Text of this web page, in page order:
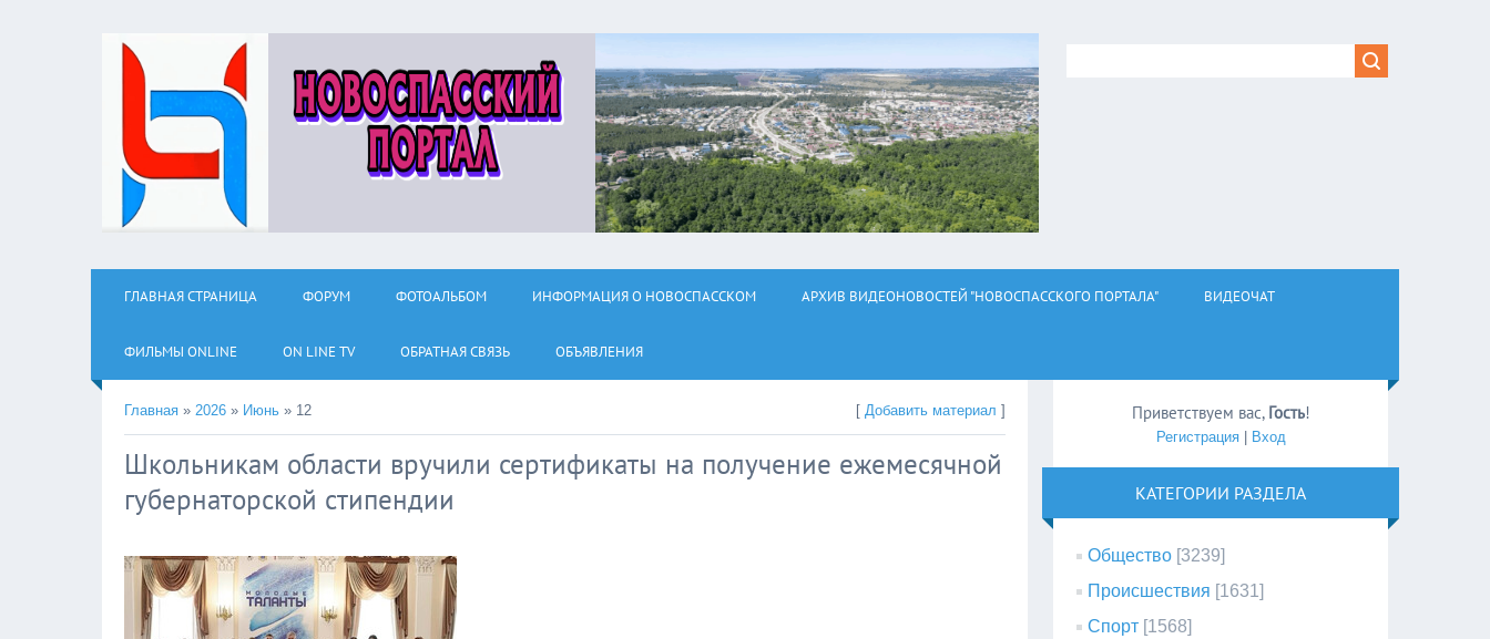
ГЛАВНАЯ СТРАНИЦА ФОРУМ ФОТОАЛЬБОМ ИНФОРМАЦИЯ О НОВОСПАССКОМ АРХИВ ВИДЕОНОВОСТЕЙ "НОВОСПАССКОГО ПОРТАЛА" ВИДЕОЧАТ
ФИЛЬМЫ ОNLINE ON LINE TV ОБРАТНАЯ СВЯЗЬ ОБЪЯВЛЕНИЯ
Главная » 2026 » Июнь » 12 [Добавить материал ]
Школьникам области вручили сертификаты на получение ежемесячной
губернаторской стипендии
Приветствуем вас, Гость!
Регистрация| Вход
КАТЕГОРИИ РАЗДЕЛА
Общество [3239]
Происшествия [1631]
Спорт [1568]